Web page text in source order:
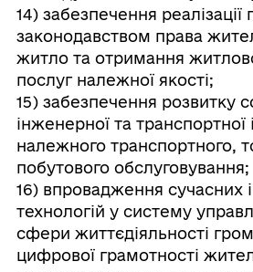
14) забезпечення
законодавством права
житло та отримання
послуг належної якості;
15) забезпечення розвитку
інженерної та
належного транспортного,
побутового обслуговування;
16) впровадження сучасних
технологій у систему
сфери життєдіяльності
цифрової грамотності